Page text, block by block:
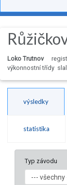
Loko Trutnov
výkonnostní třídy
výsledky
statistika
Typ závodu